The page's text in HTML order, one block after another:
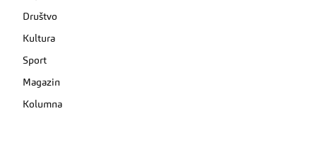
Društvo
Kultura
Sport
Magazin
Kolumna